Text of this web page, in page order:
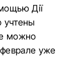
Дії
учтены
можно
уже